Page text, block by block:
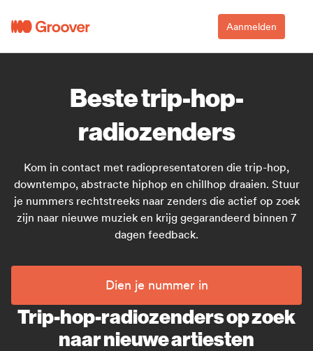
Aanmelden
Beste trip-hop-
radiozenders
Kom in contact met radiopresentatoren die trip-hop,
downtempo, abstracte hiphop en chillhop draaien. Stuur
je nummers rechtstreeks naar zenders die actief op zoek
zijn naar nieuwe muziek en krijg gegarandeerd binnen 7
dagen feedback.
Dien je nummer in
Trip-hop-radiozenders op zoek
naar nieuwe artiesten